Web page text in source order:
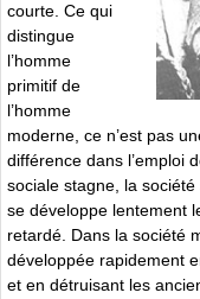
courte. Ce qui
distingue
l’homme
primitif de
l’homme
moderne, ce n’est pas
différence dans l’emploi
sociale stagne, la
se développe lentement
retardé. Dans la société
développée rapidement
et en détruisant les